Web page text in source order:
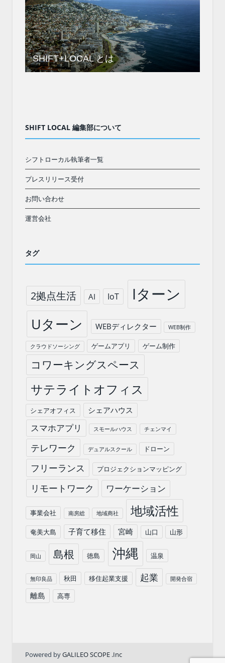
SHIFT+LOCAL とは
SHIFT LOCAL 編集部について
シフトローカル執筆者一覧
プレスリリース受付
お問い合わせ
運営会社
タグ
2拠点生活 AI IoT Iターン
Uターン WEBディレクター WEB制作
クラウドソーシング ゲームアプリ ゲーム制作
コワーキングスペース
サテライトオフィス
シェアオフィス シェアハウス
スマホアプリ スモールハウス チェンマイ
テレワーク デュアルスクール ドローン
フリーランス プロジェクションマッピング
リモートワーク ワーケーション
事業会社 南房総 地域商社 地域活性
奄美大島 子育て移住 宮崎 山口 山形
岡山 島根 徳島 沖縄 温泉
無印良品 秋田 移住起業支援 起業 開発合宿
離島 高専
Powered byGALILEO SCOPE .Inc